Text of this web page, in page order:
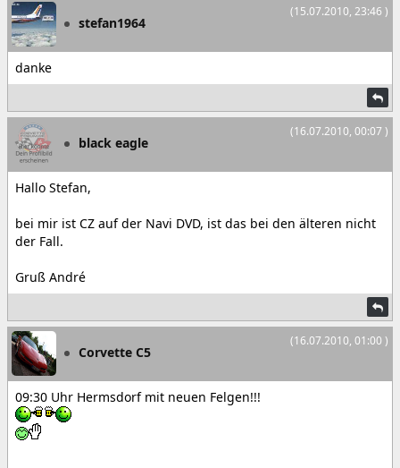
(15.07.2010, 23:46 )
stefan1964
danke
(16.07.2010, 00:07 )
black eagle
Hallo Stefan,
bei mir ist CZ auf der Navi DVD, ist das bei den älteren nicht
der Fall.
Gruß André
(16.07.2010, 01:00 )
Corvette C5
09:30 Uhr Hermsdorf mit neuen Felgen!!!